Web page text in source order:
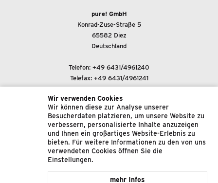
pure! GmbH
Konrad-Zuse-Straße 5
65582 Diez
Deutschland
Telefon: +49 6431/4961240
Telefax: +49 6431/4961241
E-Mail-Adresse:
support@pure-gmbh.com
© 2022 pure! GmbH
Impressum
Wir verwenden Cookies
Wir können diese zur Analyse unserer
Besucherdaten platzieren, um unsere Website zu
verbessern, personalisierte Inhalte anzuzeigen
und Ihnen ein großartiges Website-Erlebnis zu
bieten. Für weitere Informationen zu den von uns
verwendeten Cookies öffnen Sie die
Einstellungen.
mehr Infos